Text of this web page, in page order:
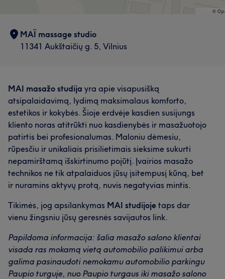
MAÏ massage studio
11341 Aukštaičių g. 5, Vilnius
MAI masažo studija yra apie visapusišką
atsipalaidavimą, lydimą maksimalaus komforto,
estetikos ir kokybės. Šioje erdvėje kasdien susijungs
kliento noras atitrūkti nuo kasdienybės ir masažuotojo
patirtis bei profesionalumas. Maloniu dėmesiu,
rūpesčiu ir unikaliais prisilietimais sieksime sukurti
nepamirštamą išskirtinumo pojūtį. Įvairios masažo
technikos ne tik atpalaiduos jūsų įsitempusį kūną, bet
ir nuramins aktyvų protą, nuvis negatyvias mintis.
Tikimės, jog apsilankymas MAI studijoje taps dar
vienu žingsniu jūsų geresnės savijautos link.
Papildoma informacija: šalia masažo salono klientai
visada ras mokamą vietą automobilio palikimui arba
galima pasinaudoti nemokamu automobilio parkingu
Paupio turguje, nuo Paupio turgaus iki masažo salono